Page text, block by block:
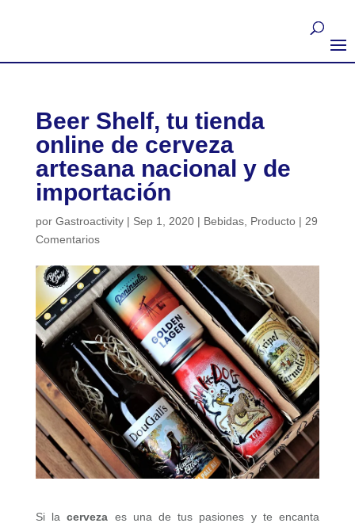
Beer Shelf, tu tienda
online de cerveza
artesana nacional y de
importación
por Gastroactivity| Sep 1, 2020| Bebidas, Producto| 29
Comentarios
Si lacerveza es una de tus pasiones y te encanta